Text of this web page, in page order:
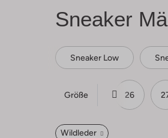
Sneaker
Sneaker Low
Größe 26
Wildleder